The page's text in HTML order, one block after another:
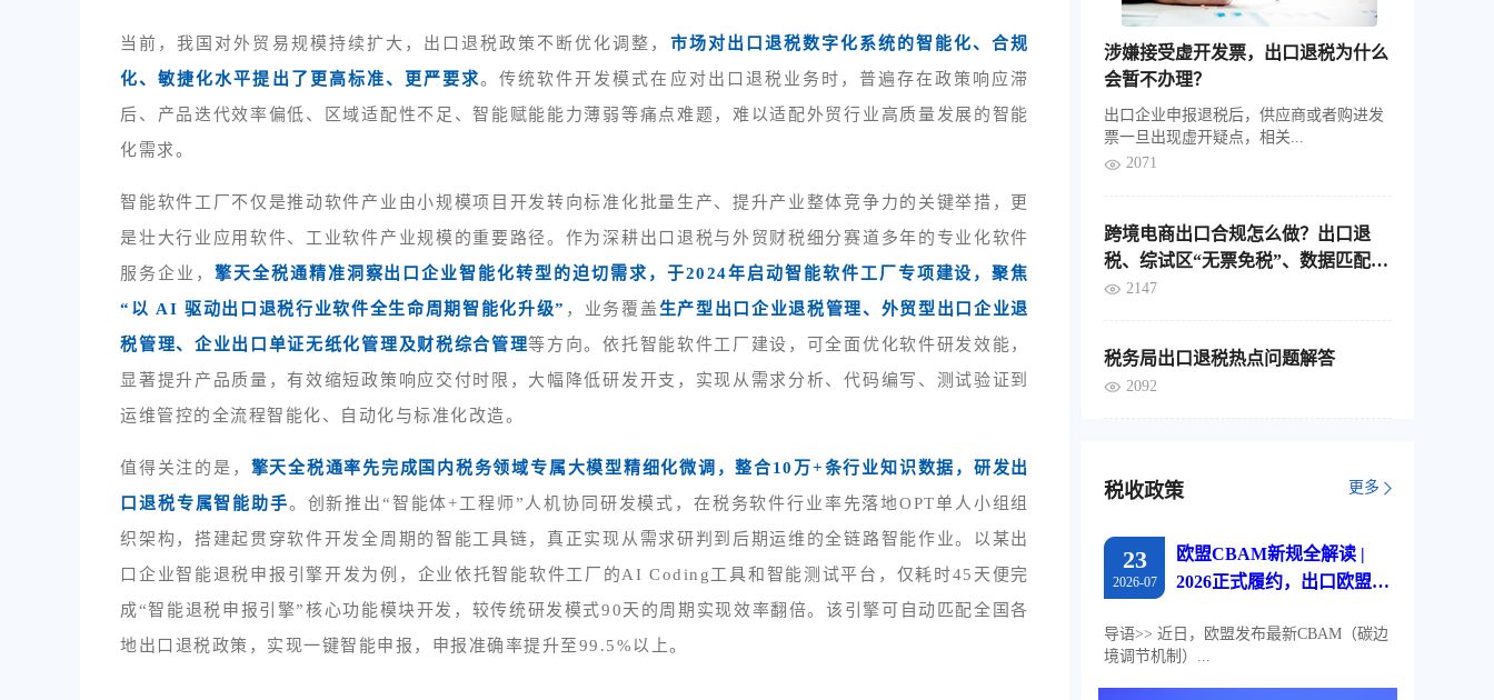
当前，我国对外贸易规模持续扩大，出口退税政策不断优化调整， 市场对出口退税数字化系统的智能化、合规
化、敏捷化水平提出了更高标准、更严要求。传统软件开发模式在应对出口退税业务时，普遍存在政策响应滞
后、产品迭代效率偏低、区域适配性不足、智能赋能能力薄弱等痛点难题，难以适配外贸行业高质量发展的智能
化需求。
智能软件工厂不仅是推动软件产业由小规模项目开发转向标准化批量生产、提升产业整体竞争力的关键举措，更
是壮大行业应用软件、工业软件产业规模的重要路径。作为深耕出口退税与外贸财税细分赛道多年的专业化软件
服务企业， 擎天全税通精准洞察出口企业智能化转型的迫切需求，于2024年启动智能软件工厂专项建设，聚焦
“以 AI 驱动出口退税行业软件全生命周期智能化升级” ，业务覆盖生产型出口企业退税管理、外贸型出口企业退
税管理、企业出口单证无纸化管理及财税综合管理等方向。依托智能软件工厂建设，可全面优化软件研发效能，
显著提升产品质量，有效缩短政策响应交付时限，大幅降低研发开支，实现从需求分析、代码编写、测试验证到
运维管控的全流程智能化、自动化与标准化改造。
值得关注的是， 擎天全税通率先完成国内税务领域专属大模型精细化微调，整合10万+条行业知识数据，研发出
口退税专属智能助手。创新推出“智能体+工程师”人机协同研发模式，在税务软件行业率先落地OPT单人小组组
织架构，搭建起贯穿软件开发全周期的智能工具链，真正实现从需求研判到后期运维的全链路智能作业。以某出
口企业智能退税申报引擎开发为例，企业依托智能软件工厂的AI Coding工具和智能测试平台，仅耗时45天便完
成“智能退税申报引擎”核心功能模块开发，较传统研发模式90天的周期实现效率翻倍。该引擎可自动匹配全国各
地出口退税政策，实现一键智能申报，申报准确率提升至99.5%以上。
涉嫌接受虚开发票，出口退税为什么
会暂不办理？
出口企业申报退税后，供应商或者购进发
票一旦出现虚开疑点，相关...
2071
跨境电商出口合规怎么做？出口退
税、综试区“无票免税”、数据匹配，
这4个要点要分清
2147
税务局出口退税热点问题解答
2092
税收政策 更多
23
2026-07
欧盟CBAM新规全解读 |
2026正式履约，出口欧盟企
导语>> 近日，欧盟发布最新CBAM（碳边
境调节机制）...